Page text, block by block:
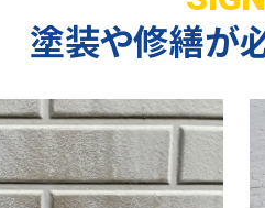
塗装や修繕が